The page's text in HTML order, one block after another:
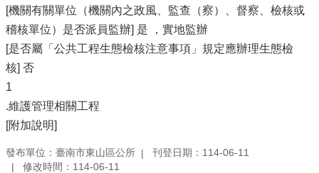
[機關有關單位（機關內之政風、監查（察）、督察、檢核或
稽核單位）是否派員監辦] 是 ，實地監辦
[是否屬「公共工程生態檢核注意事項」規定應辦理生態檢
核] 否
1
.維護管理相關工程
[附加說明]
發布單位：臺南市東山區公所
刊登日期：114-06-11
修改時間：114-06-11